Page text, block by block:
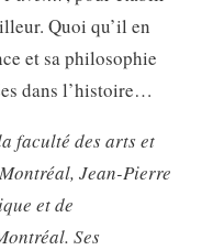
Quoi qu’il en
et sa philosophie
dans l’histoire…
faculté des arts et
Jean-Pierre
et de
Ses